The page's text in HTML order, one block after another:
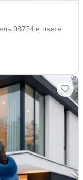
98724 в цвете